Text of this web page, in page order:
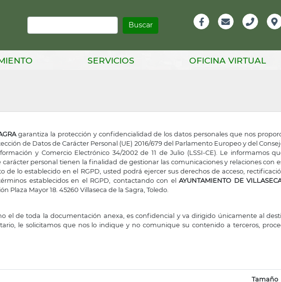
Buscar
Información
SERVICIOS OFICINA VIRTUAL
garantiza la protección y confidencialidad de los datos personales que nos
de Datos de Carácter Personal (UE) 2016/679 del Parlamento Europeo y del
y Comercio Electrónico 34/2002 de 11 de Julio (LSSI-CE). Le informamos
carácter personal tienen la finalidad de gestionar las comunicaciones y relaciones con
lo establecido en el RGPD, usted podrá ejercer sus derechos de acceso,
establecidos en el RGPD, contactando con elAYUNTAMIENTO DE
Plaza Mayor 18. 45260 Villaseca de la Sagra, Toledo.
el de toda la documentación anexa, es confidencial y va dirigido únicamente al
le solicitamos que nos lo indique y no comunique su contenido a terceros,
Tamaño